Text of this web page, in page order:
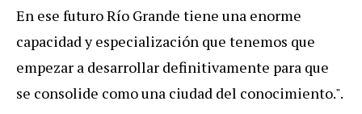
En ese futuro Río Grande tiene una enorme
capacidad y especialización que tenemos que
empezar a desarrollar definitivamente para que
se consolide como una ciudad del conocimiento.".